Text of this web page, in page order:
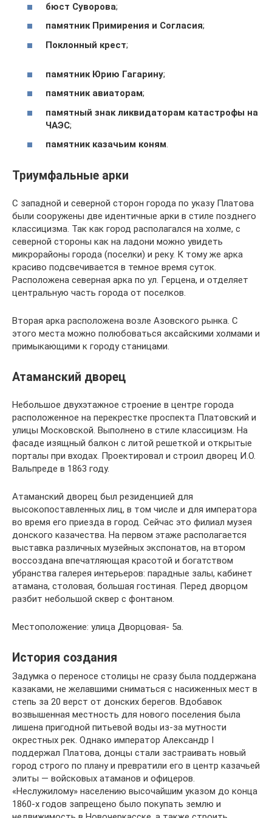
бюст Суворова;
памятник Примирения и Согласия;
Поклонный крест;
памятник Юрию Гагарину;
памятник авиаторам;
памятный знак ликвидаторам катастрофы на
ЧАЭС;
памятник казачьим коням.
Триумфальные арки
С западной и северной сторон города по указу Платова
были сооружены две идентичные арки в стиле позднего
классицизма. Так как город располагался на холме, с
северной стороны как на ладони можно увидеть
микрорайоны города (поселки) и реку. К тому же арка
красиво подсвечивается в темное время суток.
Расположена северная арка по ул. Герцена, и отделяет
центральную часть города от поселков.
Вторая арка расположена возле Азовского рынка. С
этого места можно полюбоваться аксайскими холмами и
примыкающими к городу станицами.
Атаманский дворец
Небольшое двухэтажное строение в центре города
расположенное на перекрестке проспекта Платовский и
улицы Московской. Выполнено в стиле классицизм. На
фасаде изящный балкон с литой решеткой и открытые
порталы при входах. Проектировал и строил дворец И.О.
Вальпреде в 1863 году.
Атаманский дворец был резиденцией для
высокопоставленных лиц, в том числе и для императора
во время его приезда в город. Сейчас это филиал музея
донского казачества. На первом этаже располагается
выставка различных музейных экспонатов, на втором
воссоздана впечатляющая красотой и богатством
убранства галерея интерьеров: парадные залы, кабинет
атамана, столовая, большая гостиная. Перед дворцом
разбит небольшой сквер с фонтаном.
Местоположение: улица Дворцовая- 5а.
История создания
Задумка о переносе столицы не сразу была поддержана
казаками, не желавшими сниматься с насиженных мест в
степь за 20 верст от донских берегов. Вдобавок
возвышенная местность для нового поселения была
лишена пригодной питьевой воды из-за мутности
окрестных рек. Однако император Александр I
поддержал Платова, донцы стали застраивать новый
город строго по плану и превратили его в центр казачьей
элиты — войсковых атаманов и офицеров.
«Неслужилому» населению высочайшим указом до конца
1860-х годов запрещено было покупать землю и